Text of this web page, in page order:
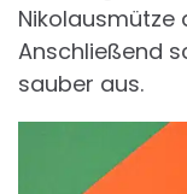
Nikolausmütze
Anschließend
sauber aus.